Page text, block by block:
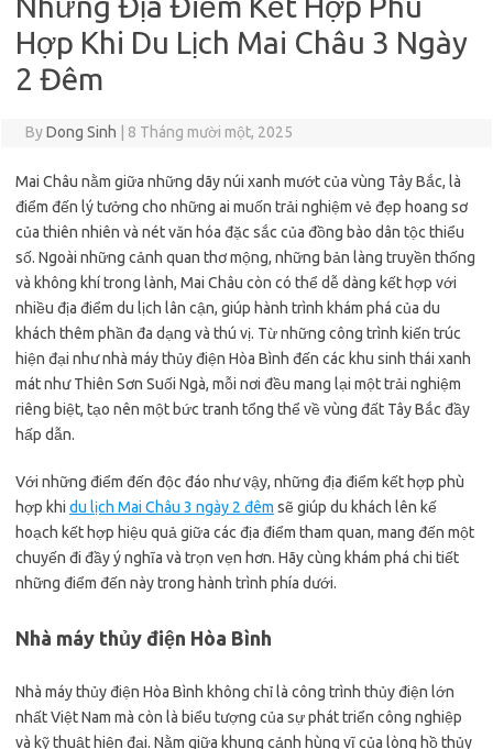
Hợp Khi Du Lịch Mai Châu 3 Ngày
2 Đêm
ByDong Sinh 8 Tháng mười một, 2025
Mai Châu nằm giữa những dãy núi xanh mướt của vùng Tây Bắc, là
điểm đến lý tưởng cho những ai muốn trải nghiệm vẻ đẹp hoang sơ
của thiên nhiên và nét văn hóa đặc sắc của đồng bào dân tộc thiểu
số. Ngoài những cảnh quan thơ mộng, những bản làng truyền thống
và không khí trong lành, Mai Châu còn có thể dễ dàng kết hợp với
nhiều địa điểm du lịch lân cận, giúp hành trình khám phá của du
khách thêm phần đa dạng và thú vị. Từ những công trình kiến trúc
hiện đại như nhà máy thủy điện Hòa Bình đến các khu sinh thái xanh
mát như Thiên Sơn Suối Ngà, mỗi nơi đều mang lại một trải nghiệm
riêng biệt, tạo nên một bức tranh tổng thể về vùng đất Tây Bắc đầy
hấp dẫn.
Với những điểm đến độc đáo như vậy, những địa điểm kết hợp phù
hợp khi du lịch Mai Châu 3 ngày 2 đêm sẽ giúp du khách lên kế
hoạch kết hợp hiệu quả giữa các địa điểm tham quan, mang đến một
chuyến đi đầy ý nghĩa và trọn vẹn hơn. Hãy cùng khám phá chi tiết
những điểm đến này trong hành trình phía dưới.
Nhà máy thủy điện Hòa Bình
Nhà máy thủy điện Hòa Bình không chỉ là công trình thủy điện lớn
nhất Việt Nam mà còn là biểu tượng của sự phát triển công nghiệp
và kỹ thuật hiện đại. Nằm giữa khung cảnh hùng vĩ của lòng hồ thủy